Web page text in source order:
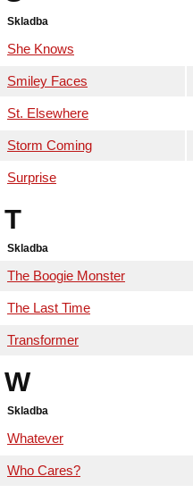
Skladba
She Knows
Smiley Faces
St. Elsewhere
Storm Coming
Surprise
T
Skladba
The Boogie Monster
The Last Time
Transformer
W
Skladba
Whatever
Who Cares?